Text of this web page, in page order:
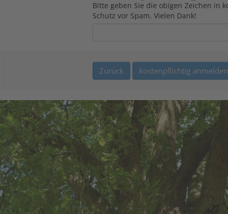
Bitte geben Sie die obigen Zeichen in
Schutz vor Spam. Vielen Dank!